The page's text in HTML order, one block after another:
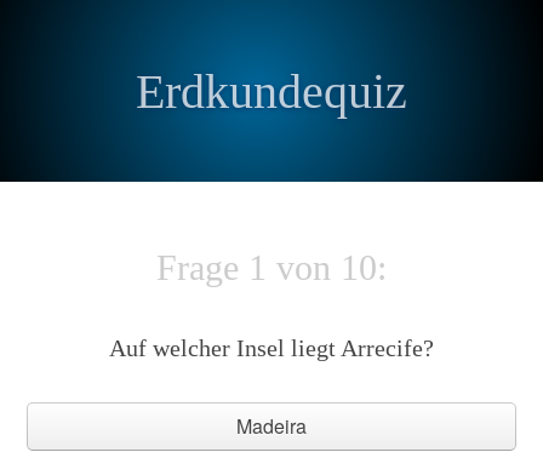
Erdkundequiz
Frage 1 von 10:
Auf welcher Insel liegt Arrecife?
Madeira